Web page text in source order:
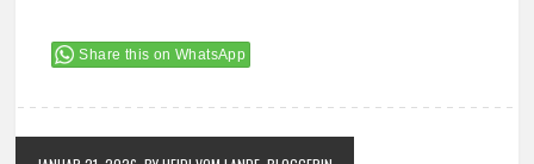
Share this on WhatsApp